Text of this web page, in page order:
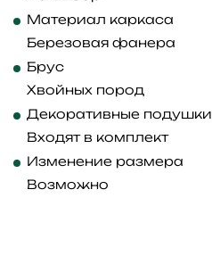
Материал каркаса
Березовая фанера
Брус
Хвойных пород
Декоративные подушки
Входят в комплект
Изменение размера
Возможно